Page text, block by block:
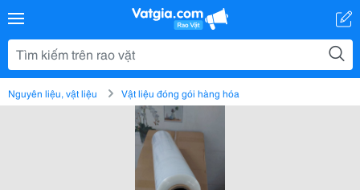
Nguyên liệu, vật liệu Vật liệu đóng gói hàng hóa